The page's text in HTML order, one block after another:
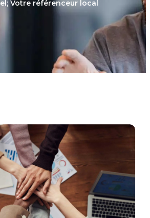
Votre référenceur local